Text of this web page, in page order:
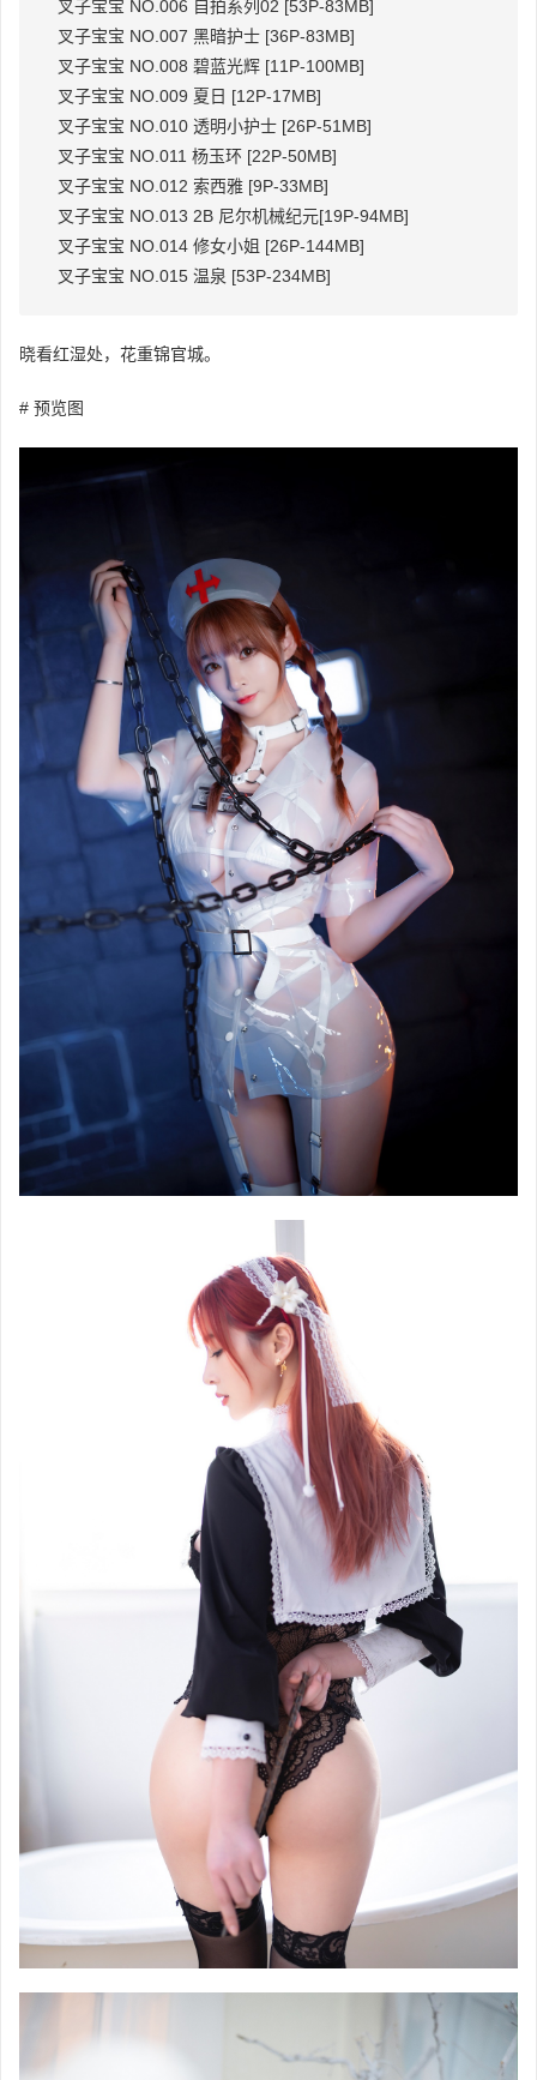
叉子宝宝 NO.006 自拍系列02 [53P-83MB]
叉子宝宝 NO.007 黑暗护士 [36P-83MB]
叉子宝宝 NO.008 碧蓝光辉 [11P-100MB]
叉子宝宝 NO.009 夏日 [12P-17MB]
叉子宝宝 NO.010 透明小护士 [26P-51MB]
叉子宝宝 NO.011 杨玉环 [22P-50MB]
叉子宝宝 NO.012 索西雅 [9P-33MB]
叉子宝宝 NO.013 2B 尼尔机械纪元[19P-94MB]
叉子宝宝 NO.014 修女小姐 [26P-144MB]
叉子宝宝 NO.015 温泉 [53P-234MB]
晓看红湿处，花重锦官城。
# 预览图